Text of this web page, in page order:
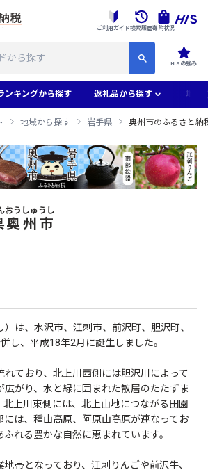
HISの強み
ご利用ガイド検索履歴寄附状況
ンキングから探す 返礼品から探す 地域
地域から探す 岩手県 奥州市のふるさと納
返礼品一覧
奥州市
おうしゅうし
は、水沢市、江刺市、前沢町、胆沢町、
し、平成18年2月に誕生しました。
ており、北上川西側には胆沢川によって
広がり、水と緑に囲まれた散居のたたずま
北上川東側には、北上山地につながる田園
には、種山高原、阿原山高原が連なってお
れる豊かな自然に恵まれています。
帯となっており、江刺りんごや前沢牛、